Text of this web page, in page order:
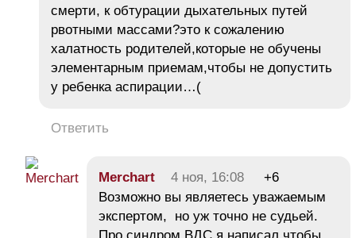
смерти, к обтурации дыхательных путей
рвотными массами?это к сожалению
халатность родителей,которые не обучены
элементарным приемам,чтобы не допустить
у ребенка аспирации…(
Ответить
Merchart 4 ноя, 16:08
+6
Возможно вы являетесь уважаемым
экспертом, но уж точно не судьей.
Про синдром ВДС я написал чтобы